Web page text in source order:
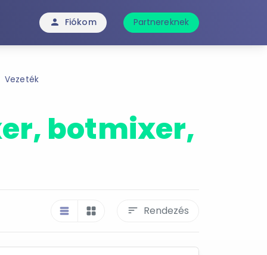
person Fiókom Partnereknek
Vezeték
botmixer,
table_rows grid_view sort Rendezés